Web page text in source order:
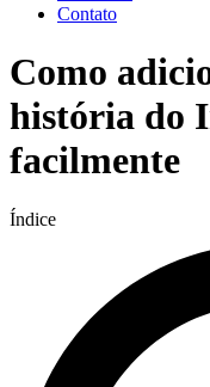
Contato
Como
história do
facilmente
Índice